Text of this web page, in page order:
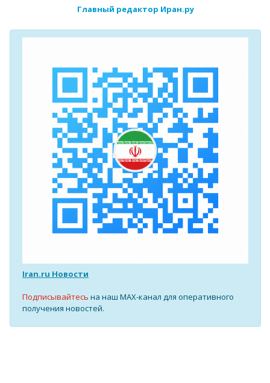
Главный редактор Иран.ру
Iran.ru Новости
Подписывайтесь на наш MAX-канал для оперативного
получения новостей.